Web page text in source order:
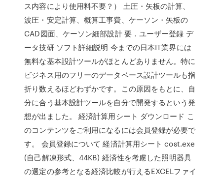
ス内容により使用料不要？） 土圧・矢板の計算、
波圧・安定計算、概算工事費、ケーソン・矢板の
CAD図面、ケーソン細部設計 要．ユーザー登録 デ
ータ技研 ソフト詳細説明 今までの日本IT業界には
無料な基本設計ツールがほとんどありません。特に
ビジネス用のフリーのデータベース設計ツールも指
折り数えるほどわずかです。この原因をもとに、自
分に合う基本設計ツールを自分で開発するという発
想が出ました。 経済計算用シート ダウンロード こ
のコンテンツをご利用になるには会員登録が必要で
す。 会員登録について 経済計算用シート cost.exe
(自己解凍形式、44KB) 経済性を考慮した照明器具
の選定の参考となる経済比較が行えるEXCELファイ